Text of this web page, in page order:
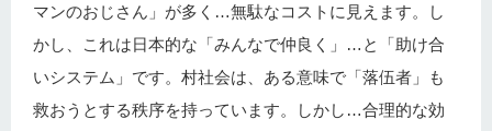
マンのおじさん」が多く…無駄なコストに見えます。し
かし、これは日本的な「みんなで仲良く」…と「助け合
いシステム」です。村社会は、ある意味で「落伍者」も
救おうとする秩序を持っています。しかし…合理的な効